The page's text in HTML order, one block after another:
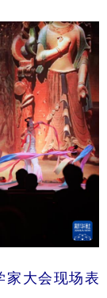
大会现场表